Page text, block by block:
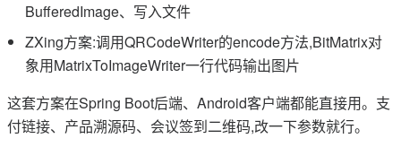
BufferedImage、写入文件
ZXing方案:调用QRCodeWriter的encode方法,BitMatrix对
象用MatrixToImageWriter一行代码输出图片
这套方案在Spring Boot后端、Android客户端都能直接用。支
付链接、产品溯源码、会议签到二维码,改一下参数就行。